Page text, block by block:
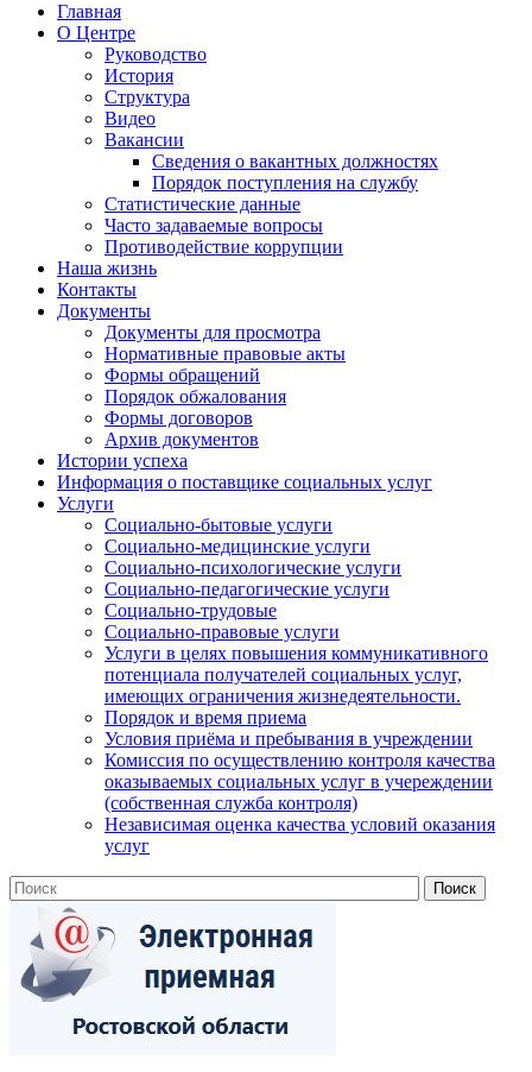
Главная
О Центре
Руководство
История
Структура
Видео
Вакансии
Сведения о вакантных должностях
Порядок поступления на службу
Статистические данные
Часто задаваемые вопросы
Противодействие коррупции
Наша жизнь
Контакты
Документы
Документы для просмотра
Нормативные правовые акты
Формы обращений
Порядок обжалования
Формы договоров
Архив документов
Истории успеха
Информация о поставщике социальных услуг
Услуги
Социально-бытовые услуги
Социально-медицинские услуги
Социально-психологические услуги
Социально-педагогические услуги
Социально-трудовые
Социально-правовые услуги
Услуги в целях повышения коммуникативного
потенциала получателей социальных услуг,
имеющих ограничения жизнедеятельности.
Порядок и время приема
Условия приёма и пребывания в учреждении
Комиссия по осуществлению контроля качества
оказываемых социальных услуг в учереждении
(собственная служба контроля)
Независимая оценка качества условий оказания
услуг